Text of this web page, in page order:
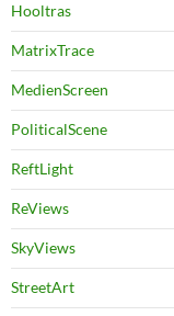
Hooltras
MatrixTrace
MedienScreen
PoliticalScene
ReftLight
ReViews
SkyViews
StreetArt